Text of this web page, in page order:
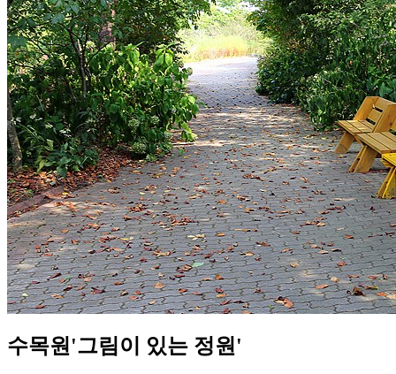
수목원'그림이 있는 정원'